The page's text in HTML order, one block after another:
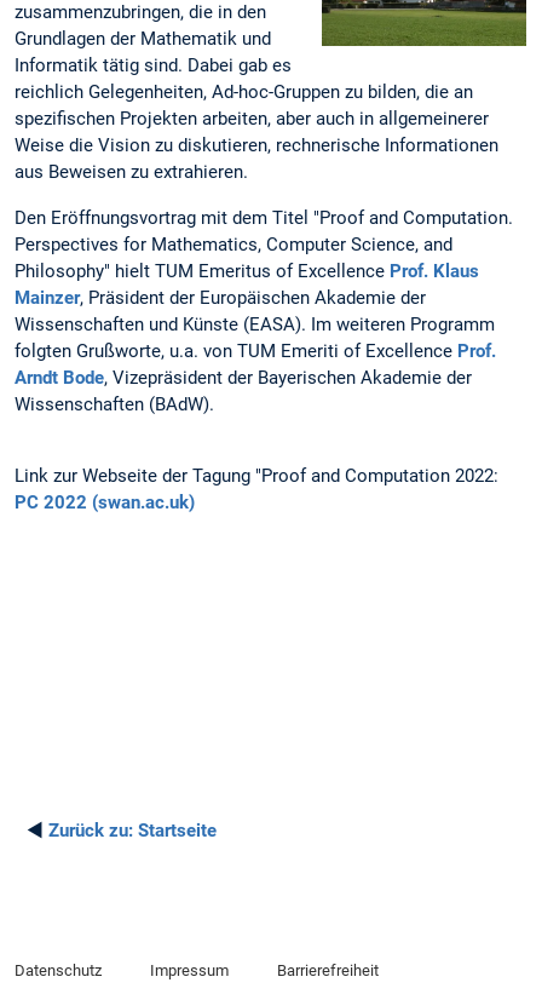
zusammenzubringen, die in den
Grundlagen der Mathematik und
Informatik tätig sind. Dabei gab es
reichlich Gelegenheiten, Ad-hoc-Gruppen zu bilden, die an
spezifischen Projekten arbeiten, aber auch in allgemeinerer
Weise die Vision zu diskutieren, rechnerische Informationen
aus Beweisen zu extrahieren.
Den Eröffnungsvortrag mit dem Titel "Proof and Computation.
Perspectives for Mathematics, Computer Science, and
Philosophy" hielt TUM Emeritus of Excellence Prof. Klaus
Mainzer, Präsident der Europäischen Akademie der
Wissenschaften und Künste (EASA). Im weiteren Programm
folgten Grußworte, u.a. von TUM Emeriti of Excellence Prof.
Arndt Bode, Vizepräsident der Bayerischen Akademie der
Wissenschaften (BAdW).
Link zur Webseite der Tagung "Proof and Computation 2022:
PC 2022 (swan.ac.uk)
◄ Zurück zu: Startseite
Datenschutz Impressum Barrierefreiheit